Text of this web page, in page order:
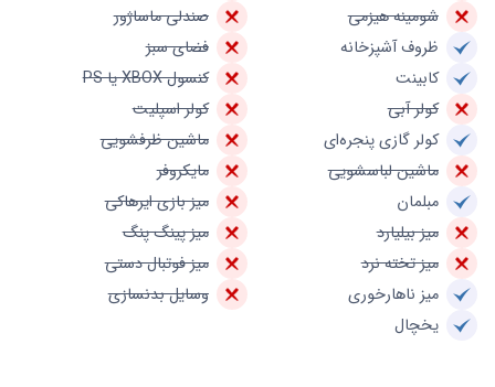
شومینه هیزمی
صندلی ماساژور
ظروف آشپزخانه
فضای سبز
کابینت
کنسول XBOX یا PS
کولر آبی
کولر اسپلیت
کولر گازی پنجره‌ای
ماشین ظرفشویی
ماشین لباسشویی
مایکروفر
مبلمان
میز بازی ایرهاکی
میز بیلیارد
میز پینگ پنگ
میز تخته نرد
میز فوتبال دستی
میز ناهارخوری
وسایل بدنسازی
یخچال